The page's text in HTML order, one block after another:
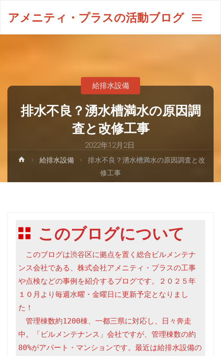
アメニティ・プラスの活動ブログ
排水不良？湧水槽満水の原因調
査と改修工事
2022年12月2日
給排水設備
給排水設備
排水不良？湧水槽満水の原因調査と改
修工事
このブログについて
このブログは渋谷区に拠点を置く総合ビルメンテナ
ンス会社である、株式会社アメニティ・プラスの工事
や点検などの事例を紹介するブログです。２０２５年
１０月より毎週水曜・金曜日に更新予定となりまし
た！
管理棟数約1200棟、一都三県に対応し、日々奔走
中。「ビルメンテナンス」会社ですが、管理棟数の約
80%がアパート・マンションです。最近は給排水設備の